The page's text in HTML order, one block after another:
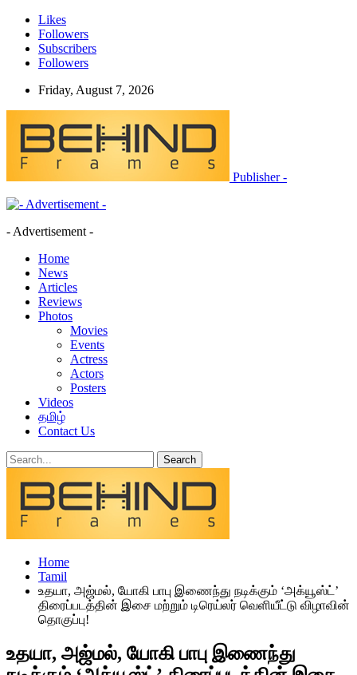
Likes
Followers
Subscribers
Followers
Friday, August 7, 2026
Publisher -
- Advertisement -
Home
News
Articles
Reviews
Photos
Movies
Events
Actress
Actors
Posters
Videos
தமிழ்
Contact Us
Home
Tamil
உதயா, அஜ்மல், யோகி பாபு இணைந்து நடிக்கும் ‘அக்யூஸ்ட்’
திரைப்படத்தின் இசை மற்றும் டிரெய்லர் வெளியீட்டு விழாவின்
தொகுப்பு!
உதயா, அஜ்மல், யோகி பாபு இணைந்து